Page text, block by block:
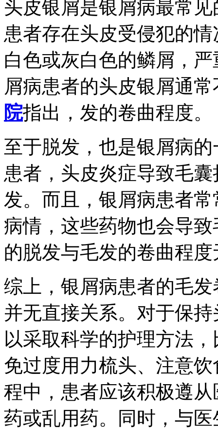
头皮银屑是银屑病最常
患者存在头皮受侵犯的
白色或灰白色的鳞屑，
屑病患者的头皮银屑通
院指出，发的卷曲程度。
至于脱发，也是银屑病
患者，头皮炎症导致毛
发。而且，银屑病患者
病情，这些药物也会导
的脱发与毛发的卷曲程度
综上，银屑病患者的毛
并无直接关系。对于保
以采取科学的护理方法
免过度用力梳头、注意
程中，患者应该积极遵
药或乱用药。同时，与